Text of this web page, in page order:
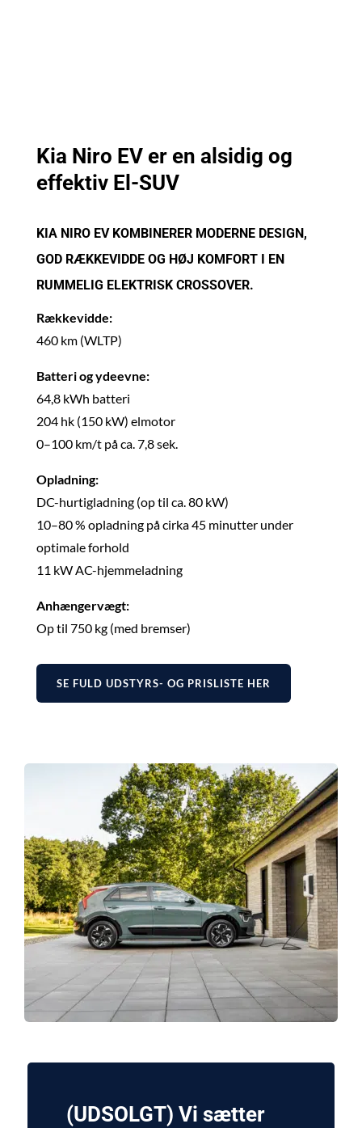
Kia Niro EV er en alsidig og
effektiv El-SUV
KIA NIRO EV KOMBINERER MODERNE DESIGN,
GOD RÆKKEVIDDE OG HØJ KOMFORT I EN
RUMMELIG ELEKTRISK CROSSOVER.
Rækkevidde:
460 km (WLTP)
Batteri og ydeevne:
64,8 kWh batteri
204 hk (150 kW) elmotor
0–100 km/t på ca. 7,8 sek.
Opladning:
DC-hurtigladning (op til ca. 80 kW)
10–80 % opladning på cirka 45 minutter under
optimale forhold
11 kW AC-hjemmeladning
Anhængervægt:
Op til 750 kg (med bremser)
SE FULD UDSTYRS- OG PRISLISTE HER
(UDSOLGT) Vi sætter